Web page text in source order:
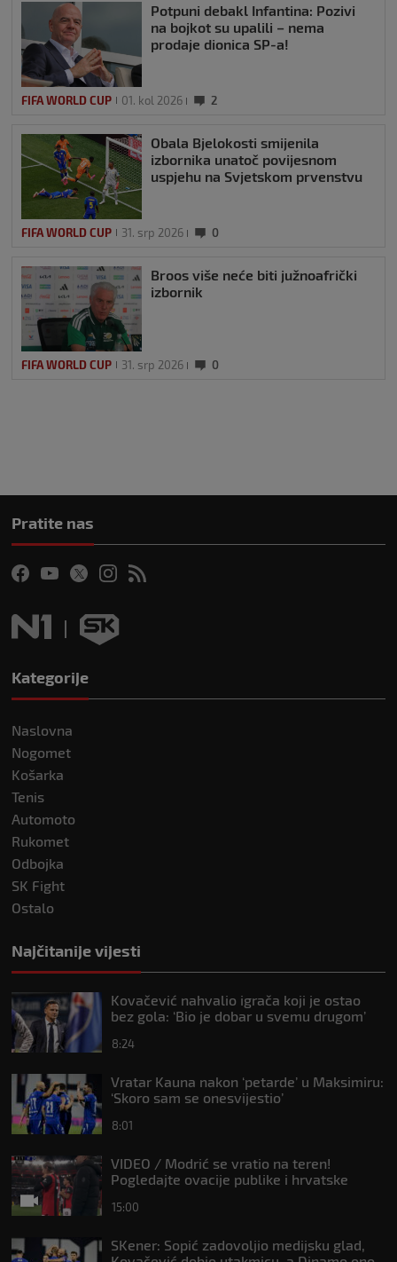
Potpuni debakl Infantina: Pozivi
na bojkot su upalili – nema
prodaje dionica SP-a!
FIFA WORLD CUP 01. kol 2026 2
Obala Bjelokosti smijenila
izbornika unatoč povijesnom
uspjehu na Svjetskom prvenstvu
FIFA WORLD CUP 31. srp 2026 0
Broos više neće biti južnoafrički
izbornik
FIFA WORLD CUP 31. srp 2026 0
Pratite nas
Kategorije
Naslovna
Nogomet
Košarka
Tenis
Automoto
Rukomet
Odbojka
SK Fight
Ostalo
Najčitanije vijesti
Kovačević nahvalio igrača koji je ostao
bez gola: ‘Bio je dobar u svemu drugom’
8:24
Vratar Kauna nakon ‘petarde’ u Maksimiru:
‘Skoro sam se onesvijestio’
8:01
VIDEO / Modrić se vratio na teren!
Pogledajte ovacije publike i hrvatske
15:00
SKener: Sopić zadovoljio medijsku glad,